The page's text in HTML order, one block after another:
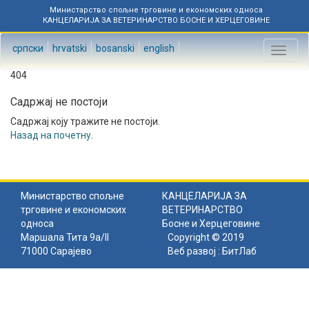
Министарство спољне трговине и економских односа
КАНЦЕЛАРИЈА ЗА ВЕТЕРИНАРСТВО БОСНЕ И ХЕРЦЕГОВИНЕ
српски hrvatski bosanski english
Toggle
404
Садржај не постоји
Садржај коју тражите не постоји.
Назад на почетну
Министарство спољне
трговине и економских
односа
КАНЦЕЛАРИЈА ЗА
ВЕТЕРИНАРСТВО
Босне и Херцеговине
Маршала Тита 9а/II
71000 Сарајево
Copyright © 2019
Веб развој : БитЛаб